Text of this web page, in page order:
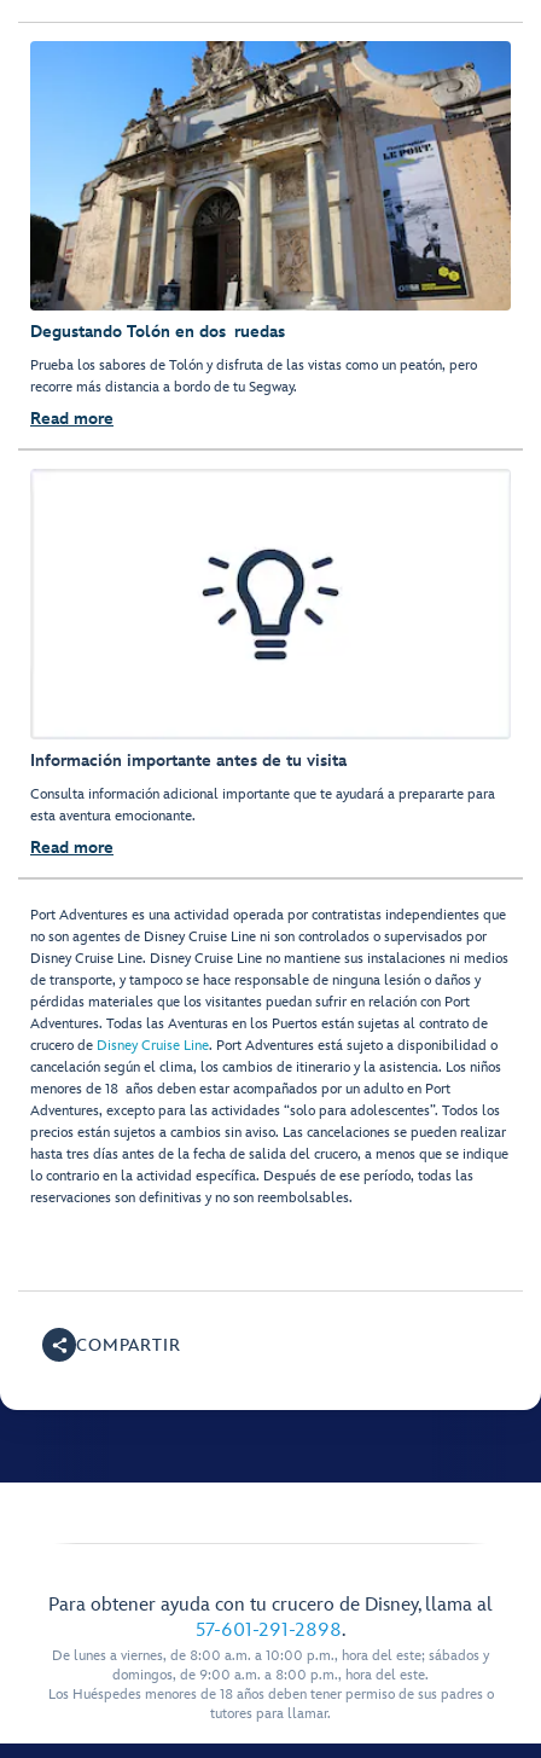
Degustando Tolón en dos ruedas
Prueba los sabores de Tolón y disfruta de las vistas como un peatón, pero
recorre más distancia a bordo de tu Segway.
Read more
Información importante antes de tu visita
Consulta información adicional importante que te ayudará a prepararte para
esta aventura emocionante.
Read more
Port Adventures es una actividad operada por contratistas independientes que
no son agentes de Disney Cruise Line ni son controlados o supervisados por
Disney Cruise Line. Disney Cruise Line no mantiene sus instalaciones ni medios
de transporte, y tampoco se hace responsable de ninguna lesión o daños y
pérdidas materiales que los visitantes puedan sufrir en relación con Port
Adventures. Todas las Aventuras en los Puertos están sujetas al contrato de
crucero de Disney Cruise Line. Port Adventures está sujeto a disponibilidad o
cancelación según el clima, los cambios de itinerario y la asistencia. Los niños
menores de 18 años deben estar acompañados por un adulto en Port
Adventures, excepto para las actividades “solo para adolescentes”. Todos los
precios están sujetos a cambios sin aviso. Las cancelaciones se pueden realizar
hasta tres días antes de la fecha de salida del crucero, a menos que se indique
lo contrario en la actividad específica. Después de ese período, todas las
reservaciones son definitivas y no son reembolsables.
COMPARTIR
Para obtener ayuda con tu crucero de Disney, llama al
57-601-291-2898.
De lunes a viernes, de 8:00 a.m. a 10:00 p.m., hora del este; sábados y
domingos, de 9:00 a.m. a 8:00 p.m., hora del este.
Los Huéspedes menores de 18 años deben tener permiso de sus padres o
tutores para llamar.